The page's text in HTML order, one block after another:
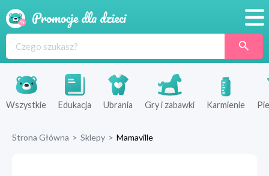
Produkty
Sklepy
Wszystkie Edukacja Ubrania Gry i zabawki Karmienie
Strona Główna > Sklepy > Mamaville